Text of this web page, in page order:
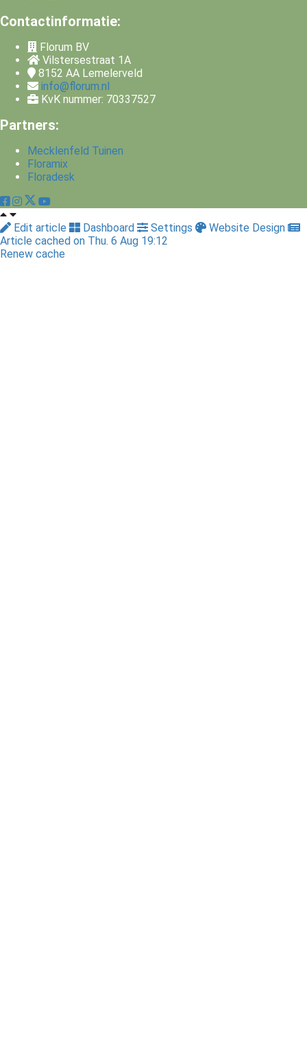
Contactinformatie:
Florum BV
Vilstersestraat 1A
8152 AA Lemelerveld
info@florum.nl
KvK nummer: 70337527
Partners:
Mecklenfeld Tuinen
Floramix
Floradesk
Edit article Dashboard Settings
Website Design
Article cached on Thu. 6 Aug 19:12
Renew cache